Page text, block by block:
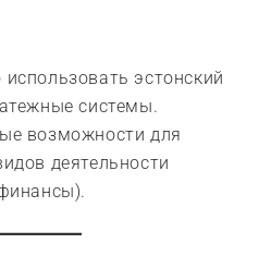
эстонский
системы.
возможности для
деятельности